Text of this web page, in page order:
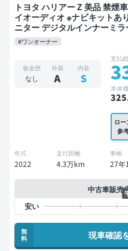
トヨタ ハリアー Z 美品 禁煙車 整備記録簿あり ディスプレ
イオーディオ ※ナビキットあ
ニター デジタルインナーミ
キー ETC 電動バックドア バ
ライブレコーダー フルエアロ
#ワンオーナー
板金歴
なし
外装
A
内装
S
支払
本体
325
ロー
参
年式
2022
走行距離
4.3万km
車検
27年
中古車販売
無
料
現車確認